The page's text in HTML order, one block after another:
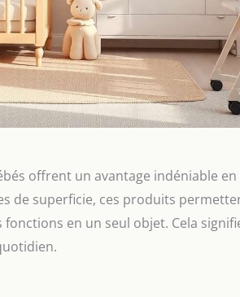
offrent un avantage indéniable en
de superficie, ces produits
en un seul objet. Cela